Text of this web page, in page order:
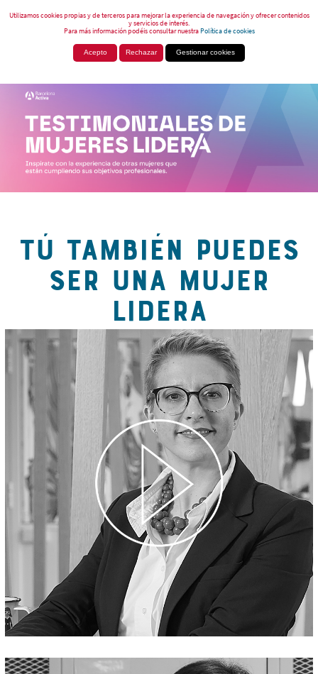
Utilizamos cookies propias y de terceros para mejorar la experiencia de navegación y ofrecer contenidos
y servicios de interés.
Para más información podéis consultar nuestraPolítica de cookies
Acepto Rechazar Gestionar cookies
TÚ TAMBIÉN PUEDES
SER UNA MUJER
LIDERA